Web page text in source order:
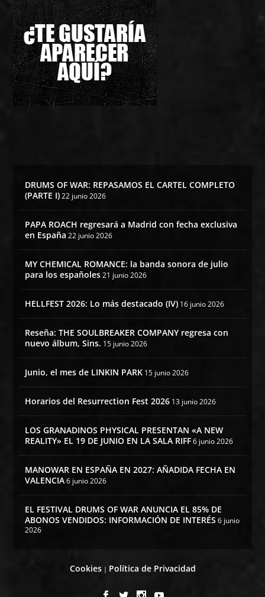
DRUMS OF WAR: REPASAMOS EL CARTEL COMPLETO
(PARTE I) 22 junio 2026
PAPA ROACH regresará a Madrid con fecha exclusiva
en España 22 junio 2026
MY CHEMICAL ROMANCE: la banda sonora de julio
para los españoles 21 junio 2026
HELLFEST 2026: Lo más destacado (IV) 16 junio 2026
Reseña: THE SOULBREAKER COMPANY regresa con
nuevo álbum, Sins. 15 junio 2026
Junio, el mes de LINKIN PARK 15 junio 2026
Horarios del Resurrection Fest 2026 13 junio 2026
LOS GRANADINOS PHYSICAL PRESENTAN «A NEW
REALITY» EL 19 DE JUNIO EN LA SALA RIFF 6 junio 2026
MANOWAR EN ESPAÑA EN 2027: AÑADIDA FECHA EN
VALENCIA 6 junio 2026
EL FESTIVAL DRUMS OF WAR ANUNCIA EL 85% DE
ABONOS VENDIDOS: INFORMACIÓN DE INTERÉS 6 junio
2026
Cookies| Política de Privacidad